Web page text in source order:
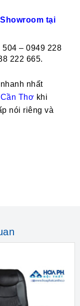
tại
– 0949 228
222 665.
nhất
Thơ khi
nói riêng và